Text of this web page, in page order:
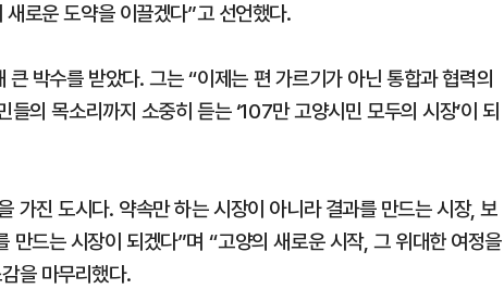
로운 도약을 이끌겠다”고 선언했다.
큰 박수를 받았다. 그는 “이제는 편 가르기가 아닌 통합과 협력의
의 목소리까지 소중히 듣는 ‘107만 고양시민 모두의 시장’이 되
가진 도시다. 약속만 하는 시장이 아니라 결과를 만드는 시장, 보
만드는 시장이 되겠다”며 “고양의 새로운 시작, 그 위대한 여정을
을 마무리했다.